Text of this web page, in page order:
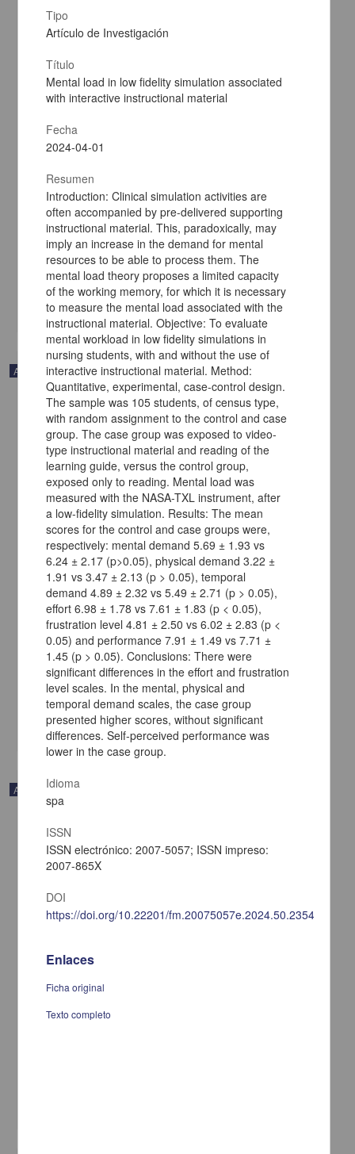
Percepción de los médicos internos sobre la implementación del
método socrático como estrategia de aprendizaje
Andrade-Castellanos, Carlos Alberto; Cuevas-Álvarez, Leobardo;
Ramos-Herrera, Igor Martín - Facultad de Medicina, UNAM
2025-01-05
Medicina y Ciencias de la Salud
Artículo
Modificación de las actividades académicas en estudiantes de
medicina durante la pandemia por COVID-19
Delgado-Fernández, Abel; Robles-Rivera, Karina; Gómez-Gudiño,
Guadalupe; Carrasco-Contreras, Sofia; Negrete-Hernández,
Daniela; Villalobos-Piñera, Katya; Limón-Rojas, Ana Elena;
Wakida-Kuzunoki, Guillermo Hideo - Facultad de Medicina, UNAM
2025-01-05
Medicina y Ciencias de la Salud
Artículo
¿Autonomía en riesgo? Ética y la dependencia de la inteligencia
Tipo
Artículo de Investigación
Título
Mental load in low fidelity simulation associated
with interactive instructional material
Fecha
2024-04-01
Resumen
Introduction: Clinical simulation activities are
often accompanied by pre-delivered supporting
instructional material. This, paradoxically, may
imply an increase in the demand for mental
resources to be able to process them. The
mental load theory proposes a limited capacity
of the working memory, for which it is necessary
to measure the mental load associated with the
instructional material. Objective: To evaluate
mental workload in low fidelity simulations in
nursing students, with and without the use of
interactive instructional material. Method:
Quantitative, experimental, case-control design.
The sample was 105 students, of census type,
with random assignment to the control and case
group. The case group was exposed to video-
type instructional material and reading of the
learning guide, versus the control group,
exposed only to reading. Mental load was
measured with the NASA-TXL instrument, after
a low-fidelity simulation. Results: The mean
scores for the control and case groups were,
respectively: mental demand 5.69 ± 1.93 vs
6.24 ± 2.17 (p>0.05), physical demand 3.22 ±
1.91 vs 3.47 ± 2.13 (p > 0.05), temporal
demand 4.89 ± 2.32 vs 5.49 ± 2.71 (p > 0.05),
effort 6.98 ± 1.78 vs 7.61 ± 1.83 (p < 0.05),
frustration level 4.81 ± 2.50 vs 6.02 ± 2.83 (p <
0.05) and performance 7.91 ± 1.49 vs 7.71 ±
1.45 (p > 0.05). Conclusions: There were
significant differences in the effort and frustration
level scales. In the mental, physical and
temporal demand scales, the case group
presented higher scores, without significant
differences. Self-perceived performance was
lower in the case group.
Idioma
spa
ISSN
ISSN electrónico: 2007-5057; ISSN impreso:
2007-865X
DOI
https://doi.org/10.22201/fm.20075057e.2024.50.23547
Enlaces
Ficha original
Texto completo